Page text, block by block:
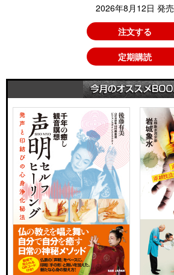
2026年8月12日 発売
注文する
定期購読